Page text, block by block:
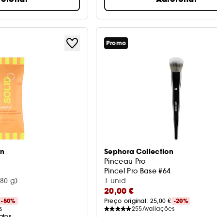
g)
-50%
Promo
Sephora Collection
Pinceau Pro
Pincel Pro Base #64
1 unid
20,00 €
Preço original: 25,00 € -20%
255Avaliações